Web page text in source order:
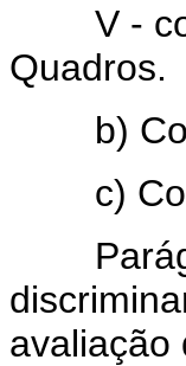
V -
Quadros.
b)
c)
avaliação